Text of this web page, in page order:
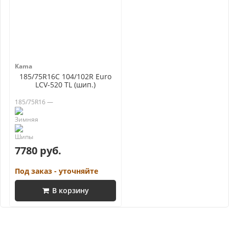
Kama
185/75R16C 104/102R Euro
LCV-520 TL (шип.)
185/75R16 —
7780 руб.
Под заказ - уточняйте
В корзину